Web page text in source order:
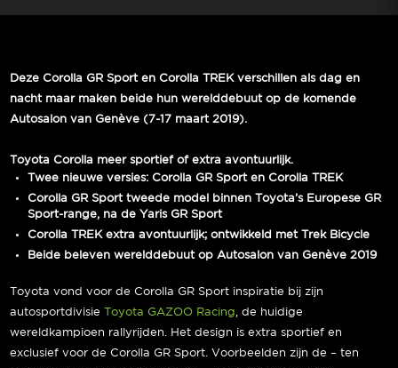
Deze Corolla GR Sport en Corolla TREK verschillen als dag en
nacht maar maken beide hun werelddebuut op de komende
Autosalon van Genève (7-17 maart 2019).
Toyota Corolla meer sportief of extra avontuurlijk.
Twee nieuwe versies: Corolla GR Sport en Corolla TREK
Corolla GR Sport tweede model binnen Toyota’s Europese GR
Sport-range, na de Yaris GR Sport
Corolla TREK extra avontuurlijk; ontwikkeld met Trek Bicycle
Beide beleven werelddebuut op Autosalon van Genève 2019
Toyota vond voor de Corolla GR Sport inspiratie bij zijn
autosportdivisie Toyota GAZOO Racing , de huidige
wereldkampioen rallyrijden. Het design is extra sportief en
exclusief voor de Corolla GR Sport. Voorbeelden zijn de – ten